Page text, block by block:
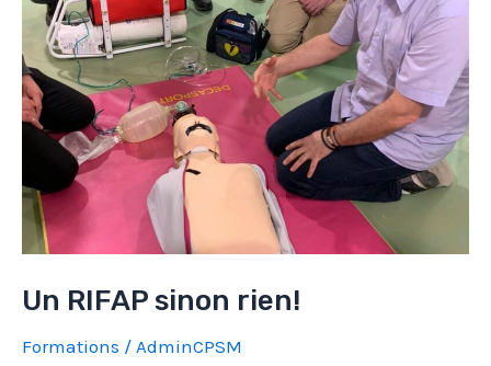
Un RIFAP sinon rien!
Formations / AdminCPSM